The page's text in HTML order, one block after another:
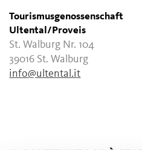
Tourismusgenossenschaft
Ultental/Proveis
St. Walburg Nr. 104
39016 St. Walburg
info@ultental.it